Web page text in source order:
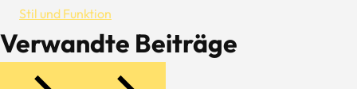
Stil und Funktion
Verwandte Beiträge